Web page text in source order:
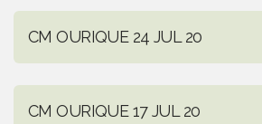
CM OURIQUE 24 JUL 20
CM OURIQUE 17 JUL 20